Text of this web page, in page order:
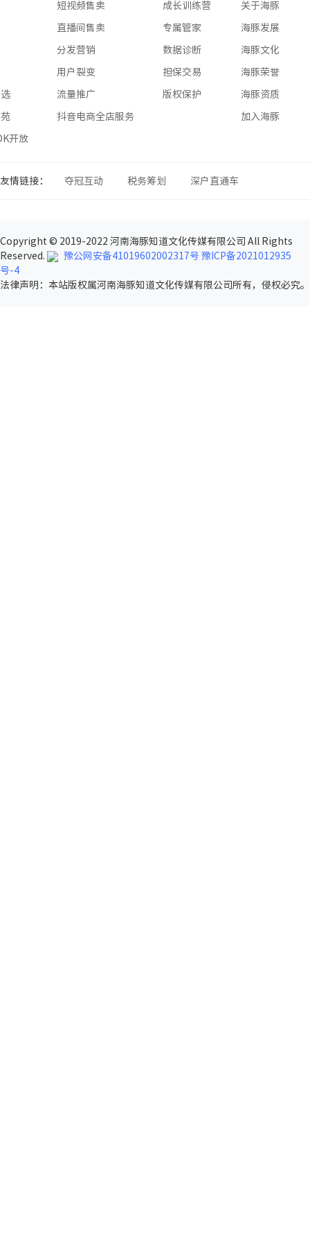
开放
短视频售卖
直播间售卖
分发营销
用户裂变
流量推广
抖音电商全店服务
成长训练营
专属管家
数据诊断
担保交易
版权保护
关于海豚
海豚发展
海豚文化
海豚荣誉
海豚资质
加入海豚
友情链接： 夺冠互动 税务筹划 深户直通车
Copyright © 2019-2022 河南海豚知道文化传媒有限公司 All Rights
Reserved.
豫公网安备41019602002317号 豫ICP备2021012935
号-4
法律声明 ：本站版权属河南海豚知道文化传媒有限公司所有，侵权必究。